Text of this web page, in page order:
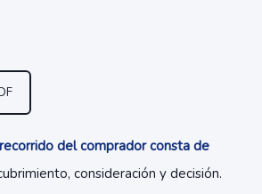
recorrido del comprador consta de
consideración y decisión.